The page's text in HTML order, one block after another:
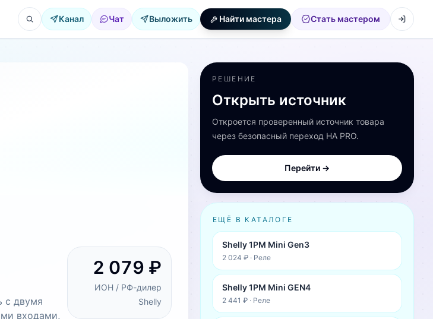
Канал Чат Выложить Найти мастера Стать мастером
с двумя
входами,
2 079 ₽
ИОН / РФ-дилер
Shelly
РЕШЕНИЕ
Открыть источник
Откроется проверенный источник товара
через безопасный переход HA PRO.
Перейти →
ЕЩЁ В КАТАЛОГЕ
Shelly 1PM Mini Gen3
2 024 ₽ · Реле
Shelly 1PM Mini GEN4
2 441 ₽ · Реле